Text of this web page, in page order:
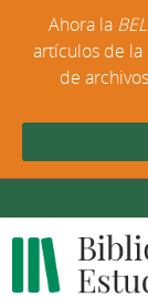
Ahora la BEL
artículos de la
de